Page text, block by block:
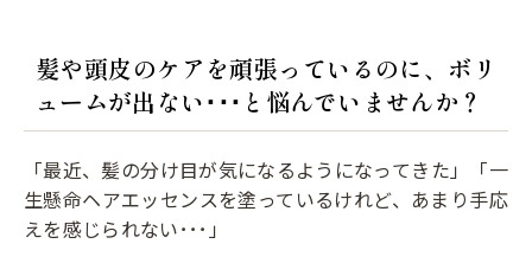
髪や頭皮のケアを頑張っているのに、ボリ
ュームが出ない･･･と悩んでいませんか？
「最近、髪の分け目が気になるようになってきた」「一
生懸命ヘアエッセンスを塗っているけれど、あまり手応
えを感じられない･･･」